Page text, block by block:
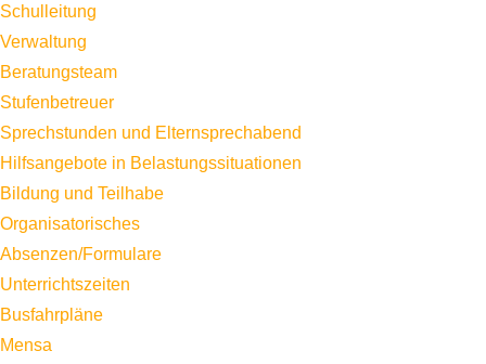
Schulleitung
Verwaltung
Beratungsteam
Stufenbetreuer
Sprechstunden und Elternsprechabend
Hilfsangebote in Belastungssituationen
Bildung und Teilhabe
Organisatorisches
Absenzen/Formulare
Unterrichtszeiten
Busfahrpläne
Mensa